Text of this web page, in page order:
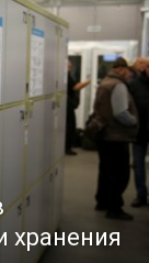
хранения